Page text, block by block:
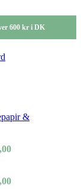
600 kr i DK
&